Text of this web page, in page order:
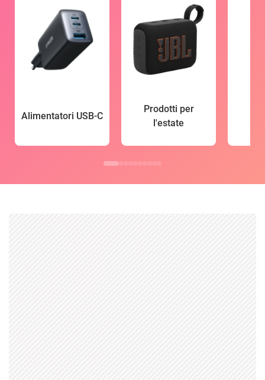
Alimentatori USB-C
Prodotti per
l'estate